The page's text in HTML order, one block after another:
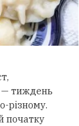
— тиждень
різному.
початку